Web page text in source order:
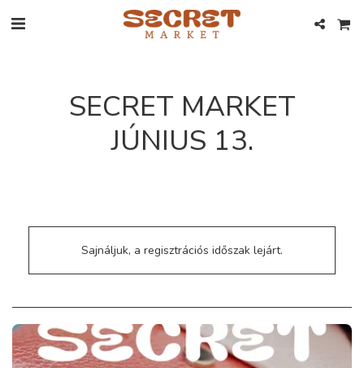
SECRET MARKET
JÚNIUS 13.
Sajnáljuk, a regisztrációs időszak lejárt.